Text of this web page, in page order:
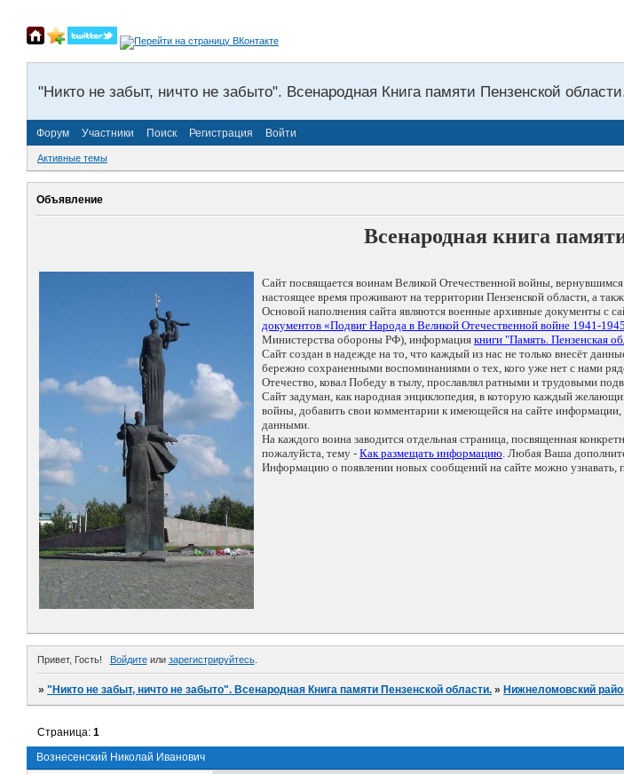
"Никто не забыт, ничто не забыто". Всенародная Книга памяти Пензенской
Форум Участники Поиск Регистрация Войти
Активные темы
Объявление
Всенародная книга
Сайт посвящается воинам Великой Отечественной войны,
настоящее время проживают на территории Пензенской области, а
Основой наполнения сайта являются военные архивные документы с
документов «Подвиг Народа в Великой Отечественной войне 1941-1945
Министерства обороны РФ), информация книги "Память. Пензенская
Сайт создан в надежде на то, что каждый из нас не только внесёт
бережно сохраненными воспоминаниями о тех, кого уже нет с нами
Отечество, ковал Победу в тылу, прославлял ратными и трудовыми
Сайт задуман, как народная энциклопедия, в которую каждый
войны, добавить свои комментарии к имеющейся на сайте
данными.
На каждого воина заводится отдельная страница, посвященная
пожалуйста, тему - Как размещать информацию. Любая Ваша
Информацию о появлении новых сообщений на сайте можно узнавать,
Привет, Гость! Войдитеили зарегистрируйтесь.
»"Никто не забыт, ничто не забыто". Всенародная Книга памяти Пензенской области. » Нижнеломовский
Вознесенский Николай Иванович
Страница:1